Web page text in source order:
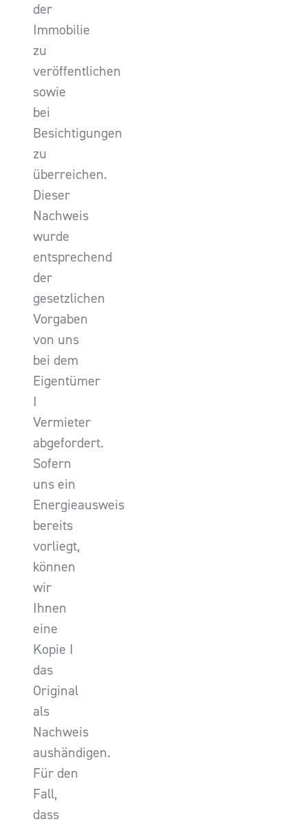
der
Immobilie
zu
veröffentlichen
sowie
bei
Besichtigungen
zu
überreichen.
Dieser
Nachweis
wurde
entsprechend
der
gesetzlichen
Vorgaben
von uns
bei dem
Eigentümer
I
Vermieter
abgefordert.
Sofern
uns ein
Energieausweis
bereits
vorliegt,
können
wir
Ihnen
eine
Kopie I
das
Original
als
Nachweis
aushändigen.
Für den
Fall,
dass